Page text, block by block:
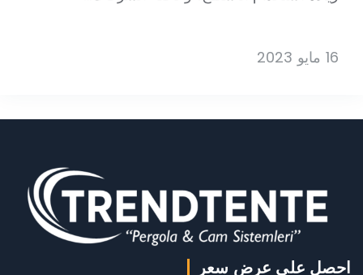
16 مايو 2023
احصل على عرض سعر